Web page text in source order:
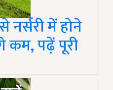
में होने
कम, पढ़ें पूरी